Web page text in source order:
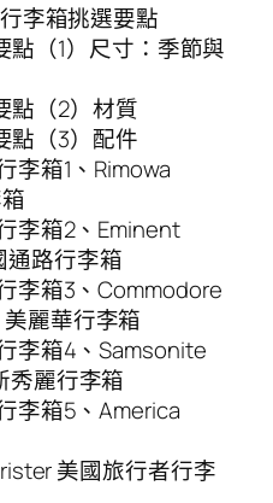
李箱挑選要點
點（1）尺寸：季節與
點（2）材質
點（3）配件
李箱1、Rimowa
李箱2、Eminent
通路行李箱
李箱3、Commodore
麗華行李箱
李箱4、Samsonite
秀麗行李箱
李箱5、America
美國旅行者行李